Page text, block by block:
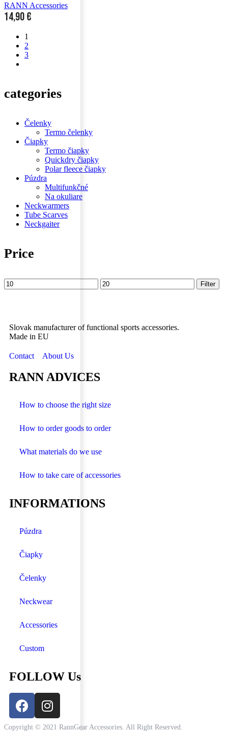
RANN Accessories
14,90€
1
2
3
categories
Čelenky
Termo čelenky
Čiapky
Termo čiapky
Quickdry čiapky
Polar fleece čiapky
Púzdra
Multifunkčné
Na okuliare
Neckwarmers
Tube Scarves
Neckgaiter
Price
Filter
Slovak manufacturer of functional sports accessories.
Made in EU
Contact About Us
RANN ADVICES
How to choose the right size
How to order goods to order
What materials do we use
How to take care of accessories
INFORMATIONS
Púzdra
Čiapky
Čelenky
Neckwear
Accessories
Custom
FOLLOW Us
Copyright © 2021 RannGear Accessories. All Right Reserved.